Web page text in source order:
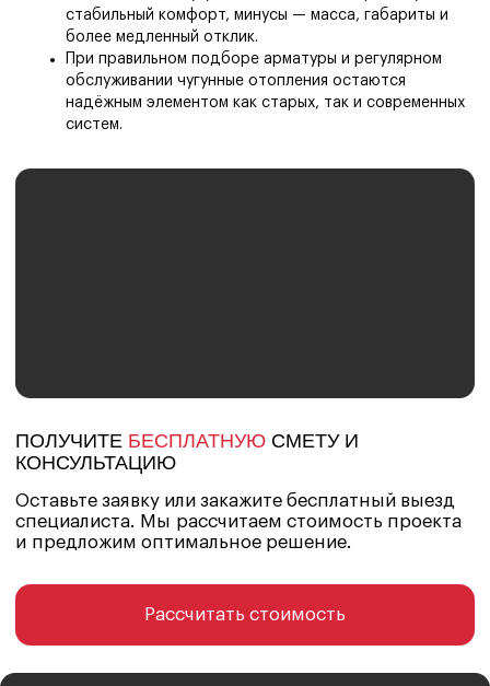
стабильный комфорт, минусы — масса, габариты и
более медленный отклик.
При правильном подборе арматуры и регулярном
обслуживании чугунные отопления остаются
надёжным элементом как старых, так и современных
систем.